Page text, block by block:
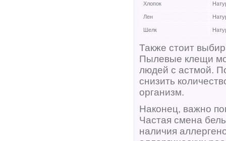
Хлопок
Лен
Шелк
Также стоит
Пылевые клещи
людей с астмой.
снизить
организм.
Наконец, важно
Частая смена
наличия